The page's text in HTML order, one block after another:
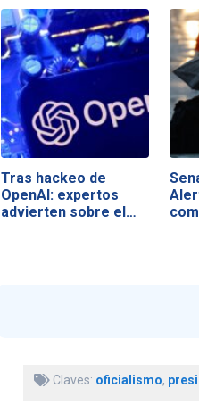
Tras hackeo de
OpenAI: expertos
advierten sobre el…
Claves: oficialismo,